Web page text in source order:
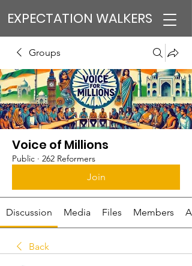
EXPECTATION WALKERS
Groups
Voice of Millions
Public · 262 Reformers
Join
Discussion Media Files Members
Back